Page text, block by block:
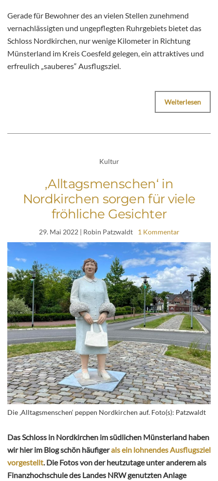
Gerade für Bewohner des an vielen Stellen zunehmend
vernachlässigten und ungepflegten Ruhrgebiets bietet das
Schloss Nordkirchen, nur wenige Kilometer in Richtung
Münsterland im Kreis Coesfeld gelegen, ein attraktives und
erfreulich „sauberes“ Ausflugsziel.
Weiterlesen
Kultur
‚Alltagsmenschen‘ in
Nordkirchen sorgen für viele
fröhliche Gesichter
29. Mai 2022| Robin Patzwaldt 1 Kommentar
Die ‚Alltagsmenschen‘ peppen Nordkirchen auf. Foto(s): Patzwaldt
Das Schloss in Nordkirchen im südlichen Münsterland haben
wir hier im Blog schön häufigerals ein lohnendes Ausflugsziel
vorgestellt. Die Fotos von der heutzutage unter anderem als
Finanzhochschule des Landes NRW genutzten Anlage